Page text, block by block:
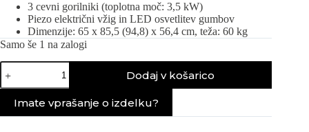
3 cevni gorilniki (toplotna moč: 3,5 kW)
Piezo električni vžig in LED osvetlitev gumbov
Dimenzije: 65 x 85,5 (94,8) x 56,4 cm, teža: 60 kg
Samo še 1 na zalogi
Žar
Teppanyaki
modul
7906
Dodaj v košarico
Imate vprašanje o izdelku?